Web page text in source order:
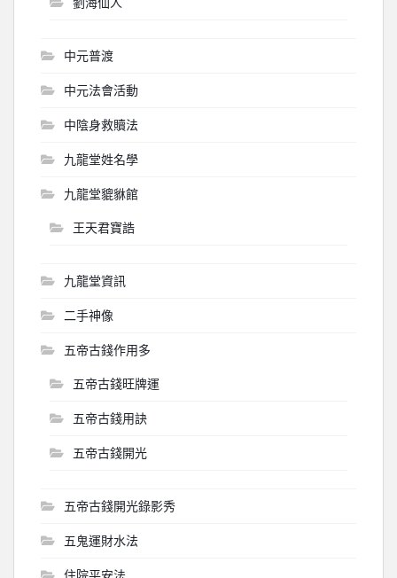
中元普渡
中元法會活動
中陰身救贖法
九龍堂姓名學
九龍堂貔貅館
王天君寶誥
九龍堂資訊
二手神像
五帝古錢作用多
五帝古錢旺牌運
五帝古錢用訣
五帝古錢開光
五帝古錢開光錄影秀
五鬼運財水法
住院平安法